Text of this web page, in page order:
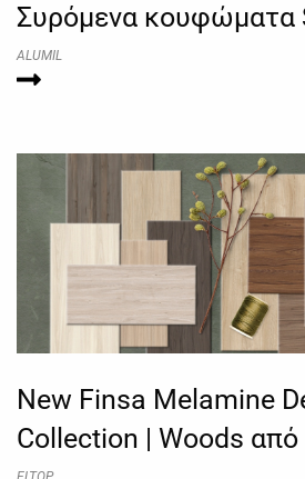
Συρόμενα κουφώματα
ALUMIL
New Finsa Melamine
Collection | Woods από